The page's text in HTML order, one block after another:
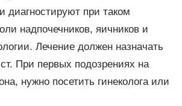
диагностируют при таком
надпочечников, яичников и
Лечение должен назначать
При первых подозрениях на
нужно посетить гинеколога или